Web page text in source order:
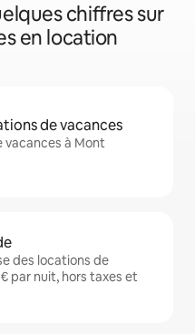
chiffres sur
en location
de vacances
vacances à Mont
des locations de
par nuit, hors taxes et